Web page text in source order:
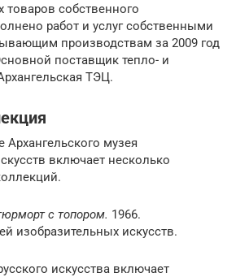
собственного
работ и услуг собственными
производствам за 2009 год
поставщик тепло- и
ТЭЦ.
музея
включает несколько
с топором. 1966.
изобразительных искусств.
искусства включает